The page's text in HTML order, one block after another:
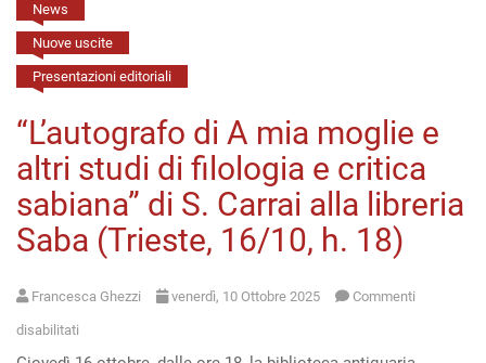
News
Nuove uscite
Presentazioni editoriali
“L’autografo di A mia moglie e
altri studi di filologia e critica
sabiana” di S. Carrai alla libreria
Saba (Trieste, 16/10, h. 18)
Francesca Ghezzi venerdì, 10 Ottobre 2025 Commenti
disabilitati